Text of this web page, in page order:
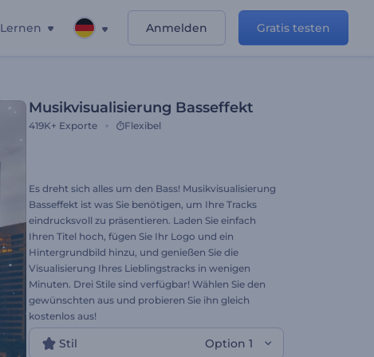
Lernen Anmelden Gratis testen
Musikvisualisierung Basseffekt
419K+ Exporte Flexibel
Es dreht sich alles um den Bass! Musikvisualisierung
Basseffekt ist was Sie benötigen, um Ihre Tracks
eindrucksvoll zu präsentieren. Laden Sie einfach
Ihren Titel hoch, fügen Sie Ihr Logo und ein
Hintergrundbild hinzu, und genießen Sie die
Visualisierung Ihres Lieblingstracks in wenigen
Minuten. Drei Stile sind verfügbar! Wählen Sie den
gewünschten aus und probieren Sie ihn gleich
kostenlos aus!
Stil Option 1